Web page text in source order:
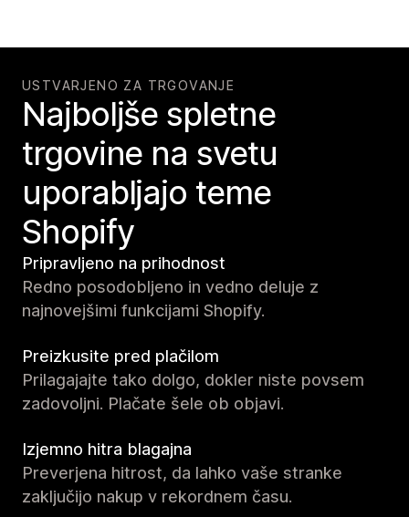
USTVARJENO ZA TRGOVANJE
Najboljše spletne
trgovine na svetu
uporabljajo teme
Shopify
Pripravljeno na prihodnost
Redno posodobljeno in vedno deluje z
najnovejšimi funkcijami Shopify.
Preizkusite pred plačilom
Prilagajajte tako dolgo, dokler niste povsem
zadovoljni. Plačate šele ob objavi.
Izjemno hitra blagajna
Preverjena hitrost, da lahko vaše stranke
zaključijo nakup v rekordnem času.